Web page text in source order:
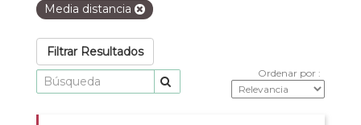
Media distancia
Filtrar Resultados
Ordenar por